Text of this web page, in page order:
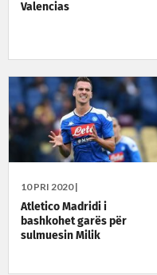
Valencias
10 PRI 2020 |
Atletico Madridi i
bashkohet garës për
sulmuesin Milik